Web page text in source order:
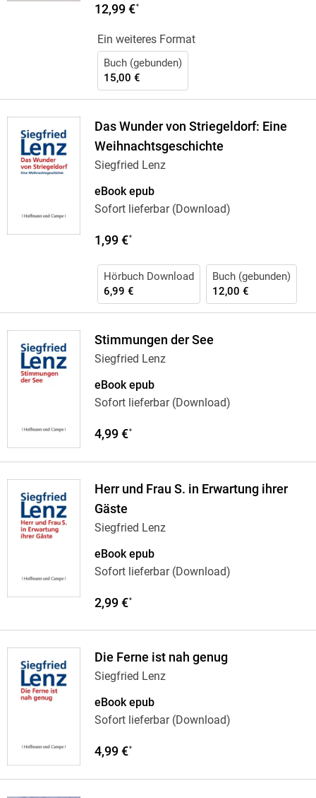
12,99 €*
Ein weiteres Format
Buch (gebunden)
15,00 €
Das Wunder von Striegeldorf: Eine
Weihnachtsgeschichte
Siegfried Lenz
eBook epub
Sofort lieferbar (Download)
1,99 €*
Hörbuch Download
6,99 €
Buch (gebunden)
12,00 €
Stimmungen der See
Siegfried Lenz
eBook epub
Sofort lieferbar (Download)
4,99 €*
Herr und Frau S. in Erwartung ihrer
Gäste
Siegfried Lenz
eBook epub
Sofort lieferbar (Download)
2,99 €*
Die Ferne ist nah genug
Siegfried Lenz
eBook epub
Sofort lieferbar (Download)
4,99 €*